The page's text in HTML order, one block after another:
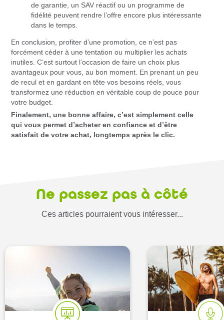
de garantie, un SAV réactif ou un programme de
fidélité peuvent rendre l’offre encore plus intéressante
dans le temps.
En conclusion, profiter d’une promotion, ce n’est pas
forcément céder à une tentation ou multiplier les achats
inutiles. C’est surtout l’occasion de faire un choix plus
avantageux pour vous, au bon moment. En prenant un peu
de recul et en gardant en tête vos besoins réels, vous
transformez une réduction en véritable coup de pouce pour
votre budget.
Finalement, une bonne affaire, c’est simplement celle
qui vous permet d’acheter en confiance et d’être
satisfait de votre achat, longtemps après le clic.
Ne passez pas à côté
Ces articles pourraient vous intéresser...